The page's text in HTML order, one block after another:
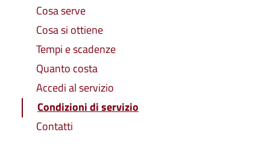
Cosa serve
Cosa si ottiene
Tempi e scadenze
Quanto costa
Accedi al servizio
Condizioni di servizio
Contatti